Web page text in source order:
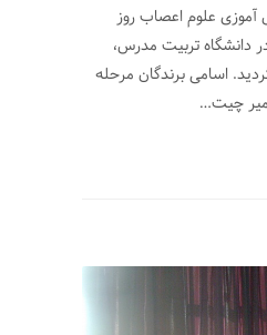
آموزی علوم اعصاب روز
اول اسفند 1393 در دانشگاه تربیت مدرس،
اسامی برندگان مرحله
چیت…